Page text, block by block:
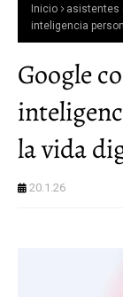
Inicio asistentes
inteligencia
Google
la vida
20.1.26